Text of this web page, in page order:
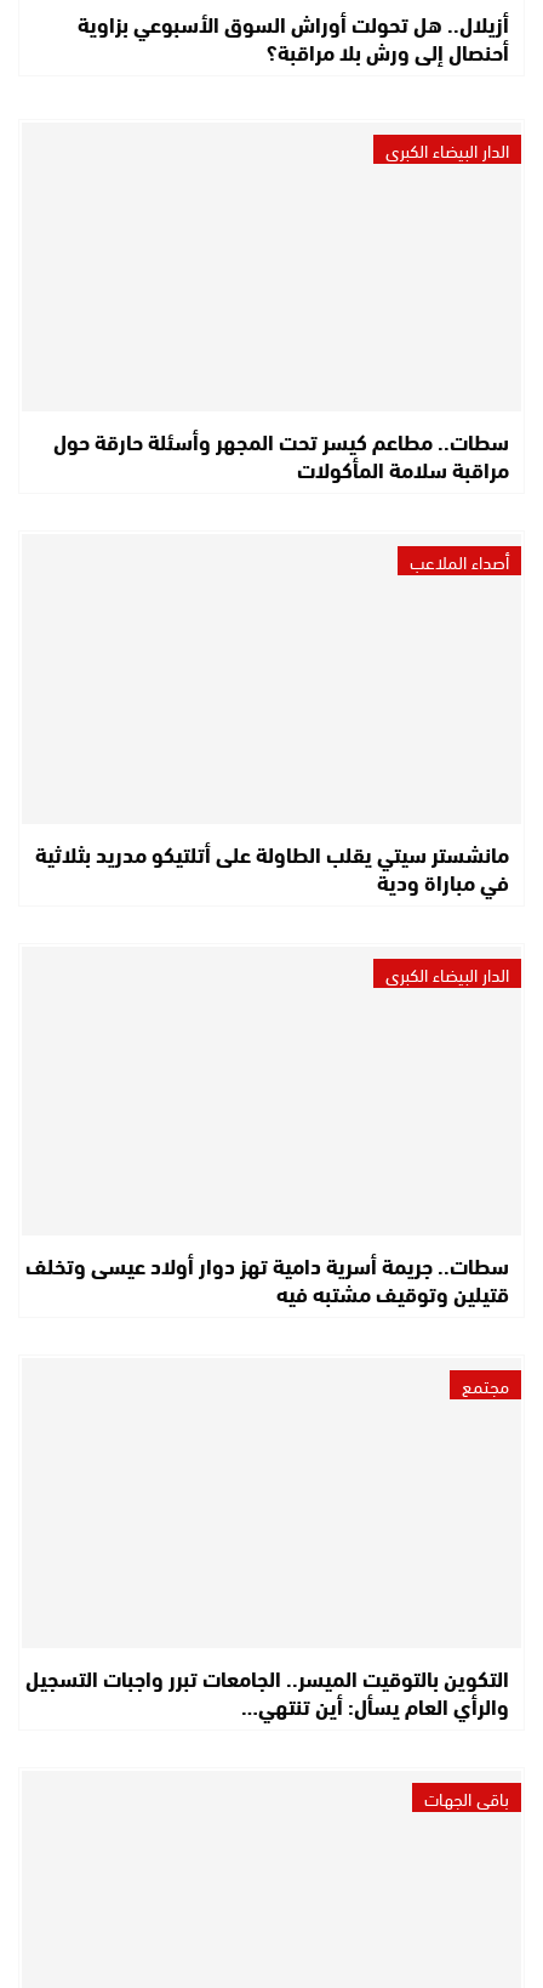
أزيلال.. هل تحولت أوراش السوق الأسبوعي بزاوية
أحنصال إلى ورش بلا مراقبة؟
الدار البيضاء الكبرى
سطات.. مطاعم كيسر تحت المجهر وأسئلة حارقة حول
مراقبة سلامة المأكولات
أصداء الملاعب
مانشستر سيتي يقلب الطاولة على أتلتيكو مدريد بثلاثية
في مباراة ودية
الدار البيضاء الكبرى
سطات.. جريمة أسرية دامية تهز دوار أولاد عيسى وتخلف
قتيلين وتوقيف مشتبه فيه
مجتمع
التكوين بالتوقيت الميسر.. الجامعات تبرر واجبات التسجيل
والرأي العام يسأل: أين تنتهي…
باقي الجهات